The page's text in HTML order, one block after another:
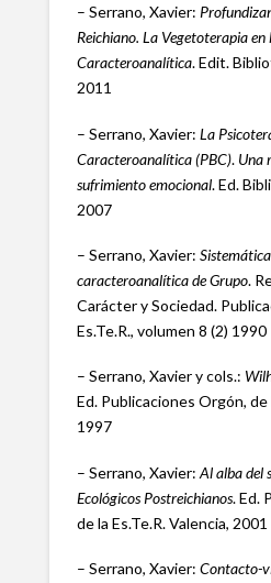
– Serrano, Xavier:
Reichiano. La Vegetoterapia
Caracteroanalítica. Edit.
2011
– Serrano, Xavier: La
Caracteroanalítica (PBC). Una
sufrimiento emocional. Ed.
2007
– Serrano, Xavier:
caracteroanalítica de Grupo.
Carácter y Sociedad.
Es.Te.R., volumen 8 (2) 1990
– Serrano, Xavier y cols.:
Ed. Publicaciones Orgón, de
1997
– Serrano, Xavier: Al alba del
Ecológicos Postreichianos. Ed.
de la Es.Te.R. Valencia, 2001
– Serrano, Xavier: Contacto-